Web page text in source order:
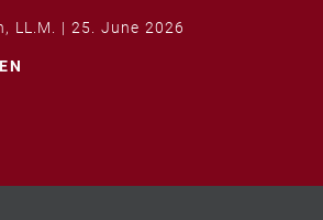
LL.M. 25. June 2026